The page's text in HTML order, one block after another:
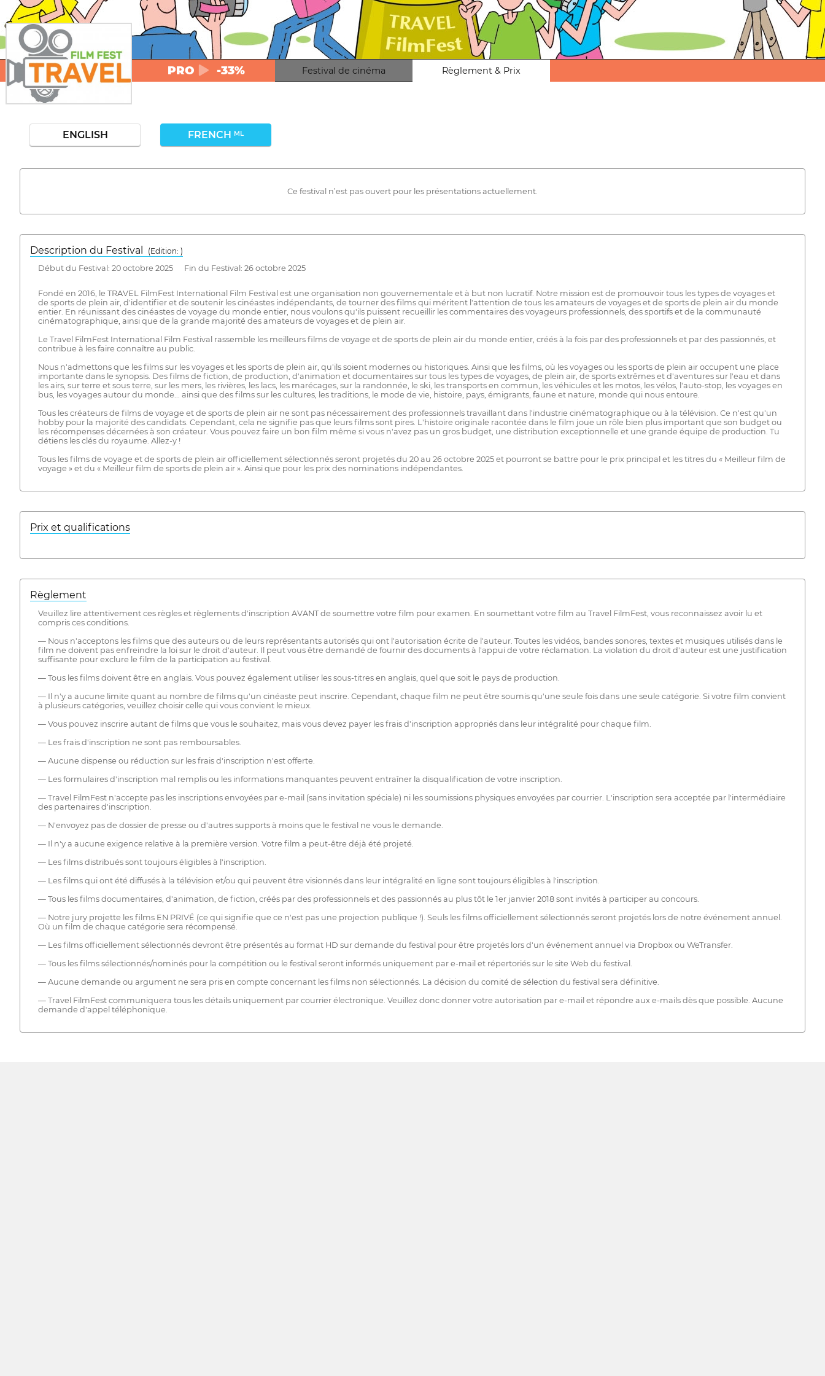
PRO -33% Festival de cinéma Règlement & Prix
ENGLISH FRENCH ML
Ce festival n’est pas ouvert pour les présentations actuellement.
Description du Festival
( Edition: )
Début du Festival: 20 octobre 2025 Fin du Festival: 26 octobre 2025
Fondé en 2016, le TRAVEL FilmFest International Film Festival est une organisation non gouvernementale et à but non lucratif. Notre mission est de promouvoir tous les types de voyages et
de sports de plein air, d'identifier et de soutenir les cinéastes indépendants, de tourner des films qui méritent l'attention de tous les amateurs de voyages et de sports de plein air du monde
entier. En réunissant des cinéastes de voyage du monde entier, nous voulons qu'ils puissent recueillir les commentaires des voyageurs professionnels, des sportifs et de la communauté
cinématographique, ainsi que de la grande majorité des amateurs de voyages et de plein air.
Le Travel FilmFest International Film Festival rassemble les meilleurs films de voyage et de sports de plein air du monde entier, créés à la fois par des professionnels et par des passionnés, et
contribue à les faire connaître au public.
Nous n'admettons que les films sur les voyages et les sports de plein air, qu'ils soient modernes ou historiques. Ainsi que les films, où les voyages ou les sports de plein air occupent une place
importante dans le synopsis. Des films de fiction, de production, d'animation et documentaires sur tous les types de voyages, de plein air, de sports extrêmes et d'aventures sur l'eau et dans
les airs, sur terre et sous terre, sur les mers, les rivières, les lacs, les marécages, sur la randonnée, le ski, les transports en commun, les véhicules et les motos, les vélos, l'auto-stop, les voyages en
bus, les voyages autour du monde... ainsi que des films sur les cultures, les traditions, le mode de vie, histoire, pays, émigrants, faune et nature, monde qui nous entoure.
Tous les créateurs de films de voyage et de sports de plein air ne sont pas nécessairement des professionnels travaillant dans l'industrie cinématographique ou à la télévision. Ce n'est qu'un
hobby pour la majorité des candidats. Cependant, cela ne signifie pas que leurs films sont pires. L'histoire originale racontée dans le film joue un rôle bien plus important que son budget ou
les récompenses décernées à son créateur. Vous pouvez faire un bon film même si vous n'avez pas un gros budget, une distribution exceptionnelle et une grande équipe de production. Tu
détiens les clés du royaume. Allez-y !
Tous les films de voyage et de sports de plein air officiellement sélectionnés seront projetés du 20 au 26 octobre 2025 et pourront se battre pour le prix principal et les titres du « Meilleur film de
voyage » et du « Meilleur film de sports de plein air ». Ainsi que pour les prix des nominations indépendantes.
Prix ​​et qualifications
Règlement
Veuillez lire attentivement ces règles et règlements d'inscription AVANT de soumettre votre film pour examen. En soumettant votre film au Travel FilmFest, vous reconnaissez avoir lu et
compris ces conditions.
— Nous n'acceptons les films que des auteurs ou de leurs représentants autorisés qui ont l'autorisation écrite de l'auteur. Toutes les vidéos, bandes sonores, textes et musiques utilisés dans le
film ne doivent pas enfreindre la loi sur le droit d'auteur. Il peut vous être demandé de fournir des documents à l'appui de votre réclamation. La violation du droit d'auteur est une justification
suffisante pour exclure le film de la participation au festival.
— Tous les films doivent être en anglais. Vous pouvez également utiliser les sous-titres en anglais, quel que soit le pays de production.
— Il n'y a aucune limite quant au nombre de films qu'un cinéaste peut inscrire. Cependant, chaque film ne peut être soumis qu'une seule fois dans une seule catégorie. Si votre film convient
à plusieurs catégories, veuillez choisir celle qui vous convient le mieux.
— Vous pouvez inscrire autant de films que vous le souhaitez, mais vous devez payer les frais d'inscription appropriés dans leur intégralité pour chaque film.
— Les frais d'inscription ne sont pas remboursables.
— Aucune dispense ou réduction sur les frais d'inscription n'est offerte.
— Les formulaires d'inscription mal remplis ou les informations manquantes peuvent entraîner la disqualification de votre inscription.
— Travel FilmFest n'accepte pas les inscriptions envoyées par e-mail (sans invitation spéciale) ni les soumissions physiques envoyées par courrier. L'inscription sera acceptée par l'intermédiaire
des partenaires d'inscription.
— N'envoyez pas de dossier de presse ou d'autres supports à moins que le festival ne vous le demande.
— Il n'y a aucune exigence relative à la première version. Votre film a peut-être déjà été projeté.
— Les films distribués sont toujours éligibles à l'inscription.
— Les films qui ont été diffusés à la télévision et/ou qui peuvent être visionnés dans leur intégralité en ligne sont toujours éligibles à l'inscription.
— Tous les films documentaires, d'animation, de fiction, créés par des professionnels et des passionnés au plus tôt le 1er janvier 2018 sont invités à participer au concours.
— Notre jury projette les films EN PRIVÉ (ce qui signifie que ce n'est pas une projection publique !). Seuls les films officiellement sélectionnés seront projetés lors de notre événement annuel.
Où un film de chaque catégorie sera récompensé.
— Les films officiellement sélectionnés devront être présentés au format HD sur demande du festival pour être projetés lors d'un événement annuel via Dropbox ou WeTransfer.
— Tous les films sélectionnés/nominés pour la compétition ou le festival seront informés uniquement par e-mail et répertoriés sur le site Web du festival.
— Aucune demande ou argument ne sera pris en compte concernant les films non sélectionnés. La décision du comité de sélection du festival sera définitive.
— Travel FilmFest communiquera tous les détails uniquement par courrier électronique. Veuillez donc donner votre autorisation par e-mail et répondre aux e-mails dès que possible. Aucune
demande d'appel téléphonique.